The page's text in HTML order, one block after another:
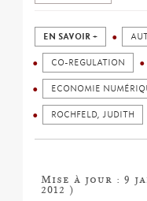
EN SAVOIR +
CO-REGULATION
ECONOMIE
ROCHFELD, JUDITH
Mise à jour : 9
2012 )